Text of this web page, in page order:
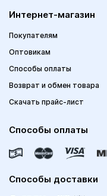
Интернет-магазин
Покупателям
Оптовикам
Способы оплаты
Возврат и обмен товара
Скачать прайс-лист
Способы оплаты
Способы доставки